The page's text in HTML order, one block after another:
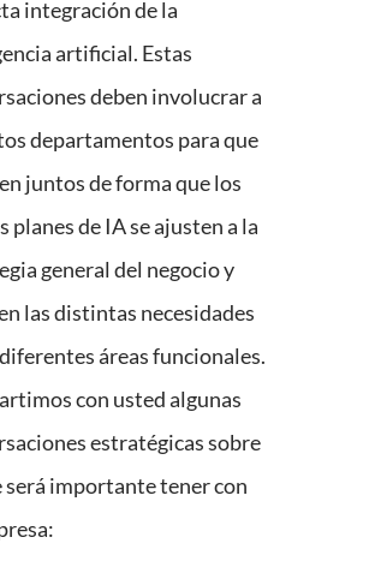
integración de la
artificial. Estas
deben involucrar a
departamentos para que
juntos de forma que los
planes de IA se ajusten a la
general del negocio y
las distintas necesidades
áreas funcionales.
con usted algunas
estratégicas sobre
será importante tener con